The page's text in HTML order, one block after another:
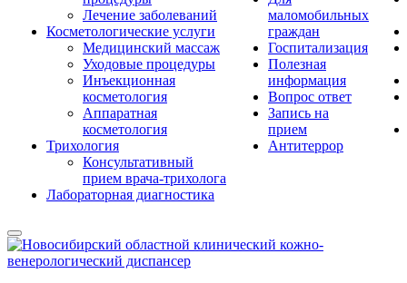
Лечение заболеваний
Косметологические услуги
Медицинский массаж
Уходовые процедуры
Инъекционная
косметология
Аппаратная
косметология
Трихология
Консультативный
прием врача-трихолога
Лабораторная диагностика
маломобильных
граждан
Госпитализация
Полезная
информация
Вопрос ответ
Запись на
прием
Антитеррор